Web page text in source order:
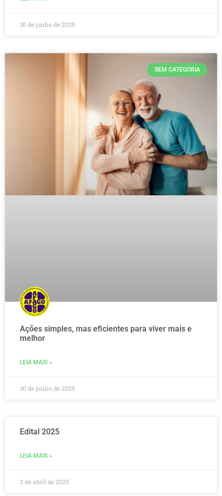
30 de junho de 2025
SEM CATEGORIA
Ações simples, mas eficientes para viver mais e
melhor
LEIA MAIS »
30 de junho de 2025
Edital 2025
LEIA MAIS »
2 de abril de 2025